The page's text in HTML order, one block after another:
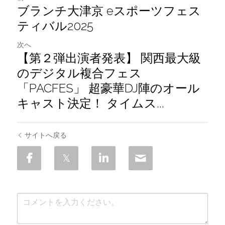
ブランチ大津京 eスポーツフェス
ティバル2025
次へ
【第２弾出演者発表】 関西最大級
のデジタル複合フェス
「PACFES」 超豪華DJ陣のオール
キャスト決定！ タイムス...
サイトへ戻る